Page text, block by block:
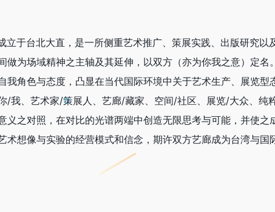
于台北大直，是一所侧重艺术推广、策展实践、出版研究以
做为场域精神之主轴及其延伸，以双方（亦为你我之意）定
角色与态度，凸显在当代国际环境中关于艺术生产、展览型
/我、艺术家/策展人、艺廊/藏家、空间/社区、展览/大众、
义之对照，在对比的光谱两端中创造无限思考与可能，并使
想像与实验的经营模式和信念，期许双方艺廊成为台湾与国